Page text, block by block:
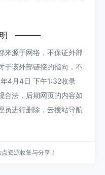
来源于网络，不保证外部
于该外部链接的指向，不
4月4日 下午1:32收录
合法，后期网页的内容如
员进行删除，云搜站导航
资源收集与分享！